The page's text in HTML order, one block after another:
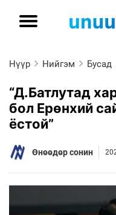
Нүүр Нийгэм Бусад
“Д.Батлутад
бол Ерөнхий
ёстой”
Өнөөдөр сонин